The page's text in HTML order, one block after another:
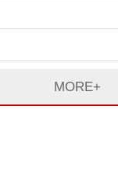
MORE+